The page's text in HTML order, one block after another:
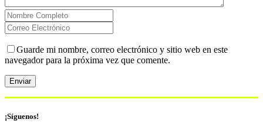
Guarde mi nombre, correo electrónico y sitio web en este
navegador para la próxima vez que comente.
¡Síguenos!